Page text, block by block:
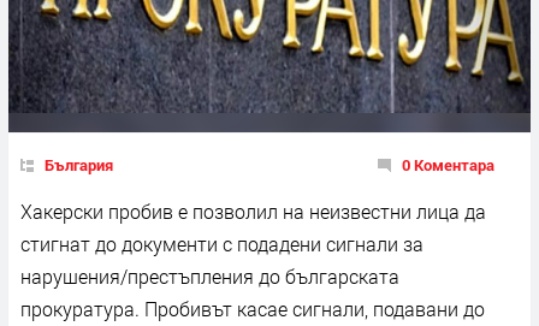
България 0 Коментара
Хакерски пробив е позволил на неизвестни лица да
стигнат до документи с подадени сигнали за
нарушения/престъпления до българската
прокуратура. Пробивът касае сигнали, подавани до